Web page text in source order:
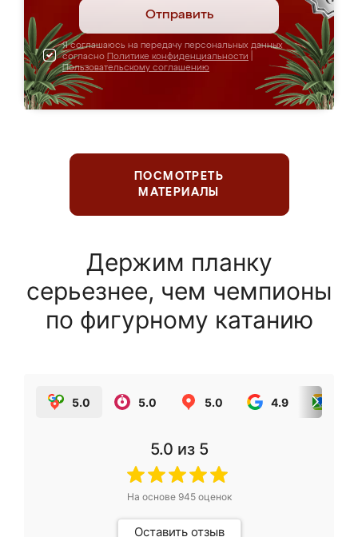
Отправить
Я соглашаюсь на передачу персональных данных
согласно Политике конфиденциальности
Пользовательскому соглашению
ПОСМОТРЕТЬ
МАТЕРИАЛЫ
Держим планку
серьезнее, чем чемпионы
по фигурному катанию
5.0 5.0 5.0 4.9
5.0 из 5
На основе 945оценок
Оставить отзыв